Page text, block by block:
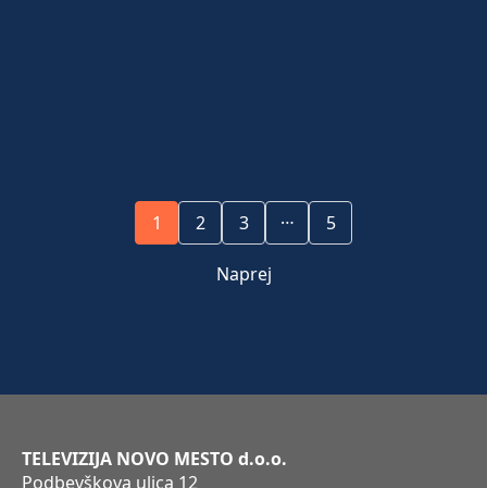
1 2 3 … 5
Naprej
TELEVIZIJA NOVO MESTO d.o.o.
Podbevškova ulica 12